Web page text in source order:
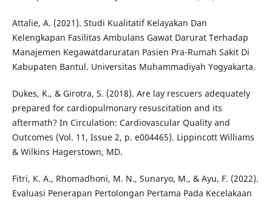
Attalie, A. (2021). Studi Kualitatif Kelayakan Dan
Kelengkapan Fasilitas Ambulans Gawat Darurat Terhadap
Manajemen Kegawatdaruratan Pasien Pra-Rumah Sakit Di
Kabupaten Bantul. Universitas Muhammadiyah Yogyakarta.
Dukes, K., & Girotra, S. (2018). Are lay rescuers adequately
prepared for cardiopulmonary resuscitation and its
aftermath? In Circulation: Cardiovascular Quality and
Outcomes (Vol. 11, Issue 2, p. e004465). Lippincott Williams
& Wilkins Hagerstown, MD.
Fitri, K. A., Rhomadhoni, M. N., Sunaryo, M., & Ayu, F. (2022).
Evaluasi Penerapan Pertolongan Pertama Pada Kecelakaan